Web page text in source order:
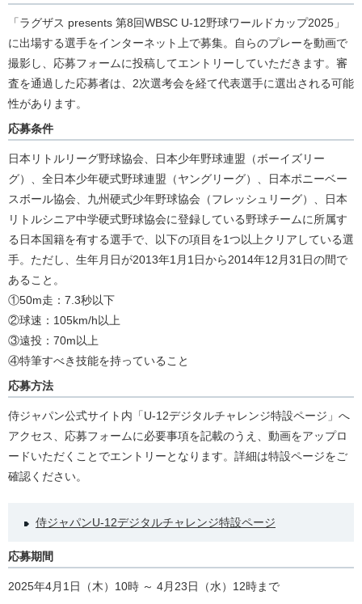
「ラグザス presents 第8回WBSC U-12野球ワールドカップ2025」
に出場する選手をインターネット上で募集。自らのプレーを動画で
撮影し、応募フォームに投稿してエントリーしていただきます。審
査を通過した応募者は、2次選考会を経て代表選手に選出される可能
性があります。
応募条件
日本リトルリーグ野球協会、日本少年野球連盟（ボーイズリー
グ）、全日本少年硬式野球連盟（ヤングリーグ）、日本ポニーベー
スボール協会、九州硬式少年野球協会（フレッシュリーグ）、日本
リトルシニア中学硬式野球協会に登録している野球チームに所属す
る日本国籍を有する選手で、以下の項目を1つ以上クリアしている選
手。ただし、生年月日が2013年1月1日から2014年12月31日の間で
あること。
①50m走：7.3秒以下
②球速：105km/h以上
③遠投：70m以上
④特筆すべき技能を持っていること
応募方法
侍ジャパン公式サイト内「U-12デジタルチャレンジ特設ページ」へ
アクセス、応募フォームに必要事項を記載のうえ、動画をアップロ
ードいただくことでエントリーとなります。詳細は特設ページをご
確認ください。
侍ジャパンU-12デジタルチャレンジ特設ページ
応募期間
2025年4月1日（木）10時 ～ 4月23日（水）12時まで